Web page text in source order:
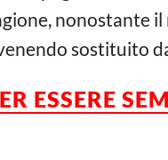
nonostante
sostituito
ESSERE